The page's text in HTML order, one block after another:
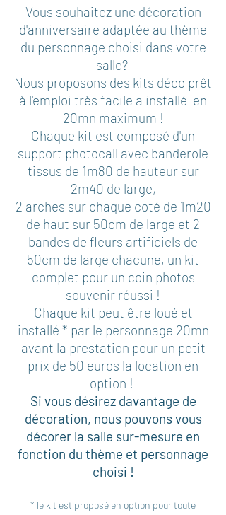
Vous souhaitez une décoration
d'anniversaire adaptée au thème
du personnage choisi dans votre
salle?
Nous proposons des kits déco prêt
à l'emploi très facile a installé en
20mn maximum !
Chaque kit est composé d'un
support photocall avec banderole
tissus de 1m80 de hauteur sur
2m40 de large,
2 arches sur chaque coté de 1m20
de haut sur 50cm de large et 2
bandes de fleurs artificiels de
50cm de large chacune, un kit
complet pour un coin photos
souvenir réussi !
Chaque kit peut être loué et
installé * par le personnage 20mn
avant la prestation pour un petit
prix de 50 euros la location en
option !
Si vous désirez davantage de
décoration, nous pouvons vous
décorer la salle sur-mesure en
fonction du thème et personnage
choisi !
* le kit est proposé en option pour toute